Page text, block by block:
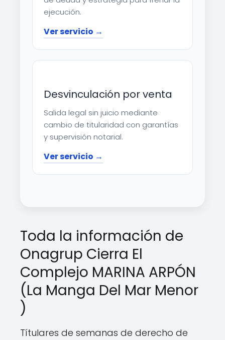
ejecución.
Ver servicio →
Desvinculación por venta
Salida legal sin juicio mediante
cambio de titularidad con garantías
y supervisión notarial.
Ver servicio →
Toda la información de
Onagrup Cierra El
Complejo MARINA ARPÓN
(La Manga Del Mar Menor
)
Títulares de semanas de derecho de